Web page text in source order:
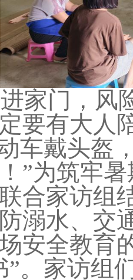
家门，风
要有大人
车戴头盔
”为筑牢
合家访组
溺水、交
安全教育
”。家访组